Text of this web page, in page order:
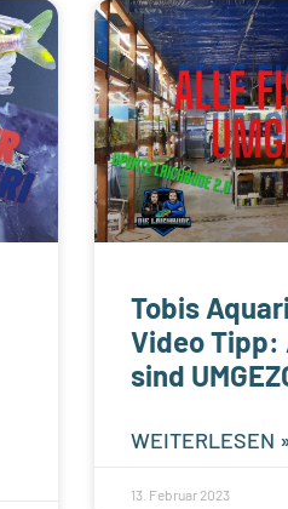
Tobis
Video Tipp:
sind
WEITERLESEN
13. Februar 2023